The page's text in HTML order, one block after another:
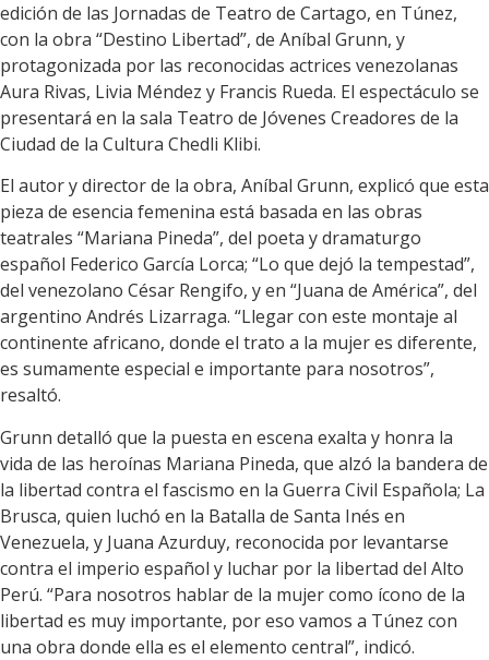
edición de las Jornadas de Teatro de Cartago, en Túnez,
con la obra “Destino Libertad”, de Aníbal Grunn, y
protagonizada por las reconocidas actrices venezolanas
Aura Rivas, Livia Méndez y Francis Rueda. El espectáculo se
presentará en la sala Teatro de Jóvenes Creadores de la
Ciudad de la Cultura Chedli Klibi.
El autor y director de la obra, Aníbal Grunn, explicó que esta
pieza de esencia femenina está basada en las obras
teatrales “Mariana Pineda”, del poeta y dramaturgo
español Federico García Lorca; “Lo que dejó la tempestad”,
del venezolano César Rengifo, y en “Juana de América”, del
argentino Andrés Lizarraga. “Llegar con este montaje al
continente africano, donde el trato a la mujer es diferente,
es sumamente especial e importante para nosotros”,
resaltó.
Grunn detalló que la puesta en escena exalta y honra la
vida de las heroínas Mariana Pineda, que alzó la bandera de
la libertad contra el fascismo en la Guerra Civil Española; La
Brusca, quien luchó en la Batalla de Santa Inés en
Venezuela, y Juana Azurduy, reconocida por levantarse
contra el imperio español y luchar por la libertad del Alto
Perú. “Para nosotros hablar de la mujer como ícono de la
libertad es muy importante, por eso vamos a Túnez con
una obra donde ella es el elemento central”, indicó.